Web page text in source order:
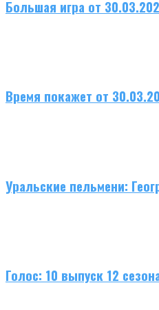
Большая игра от
Время покажет от
Уральские пельмени:
Голос: 10 выпуск 12